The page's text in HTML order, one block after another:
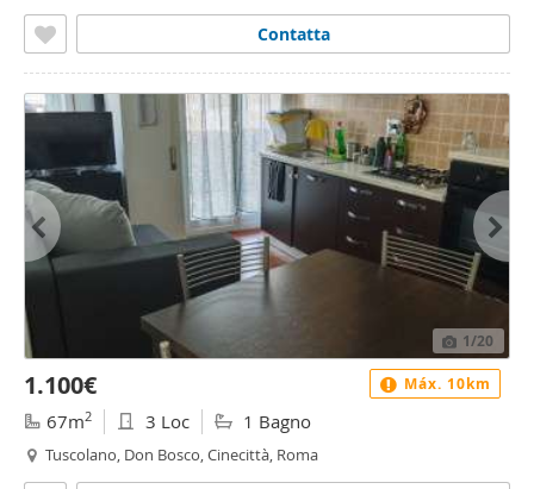
Contatta
1/20
1.100€
67m2 3 Loc 1 Bagno
Tuscolano, Don Bosco, Cinecittà, Roma
Máx. 10km